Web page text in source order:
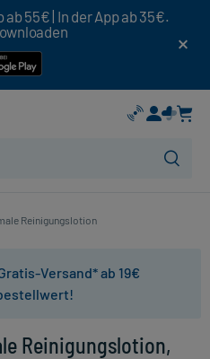
55€ | In der App ab 35€.
Reinigungslotion
Versand* ab 19€
Reinigungslotion,